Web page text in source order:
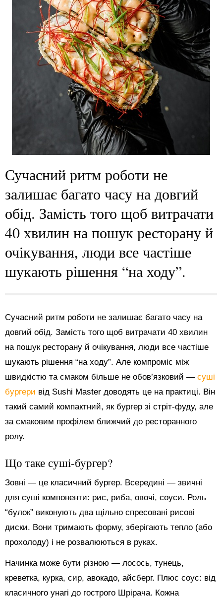
Сучасний ритм роботи не
залишає багато часу на довгий
обід. Замість того щоб витрачати
40 хвилин на пошук ресторану й
очікування, люди все частіше
шукають рішення “на ходу”.
Сучасний ритм роботи не залишає багато часу на
довгий обід. Замість того щоб витрачати 40 хвилин
на пошук ресторану й очікування, люди все частіше
шукають рішення “на ходу”. Але компроміс між
швидкістю та смаком більше не обов’язковий — суші
бургери від Sushi Master доводять це на практиці. Він
такий самий компактний, як бургер зі стріт-фуду, але
за смаковим профілем ближчий до ресторанного
ролу.
Що таке суші-бургер?
Зовні — це класичний бургер. Всередині — звичні
для суші компоненти: рис, риба, овочі, соуси. Роль
“булок” виконують два щільно спресовані рисові
диски. Вони тримають форму, зберігають тепло (або
прохолоду) і не розвалюються в руках.
Начинка може бути різною — лосось, тунець,
креветка, курка, сир, авокадо, айсберг. Плюс соус: від
класичного унагі до гострого Шрірача. Кожна